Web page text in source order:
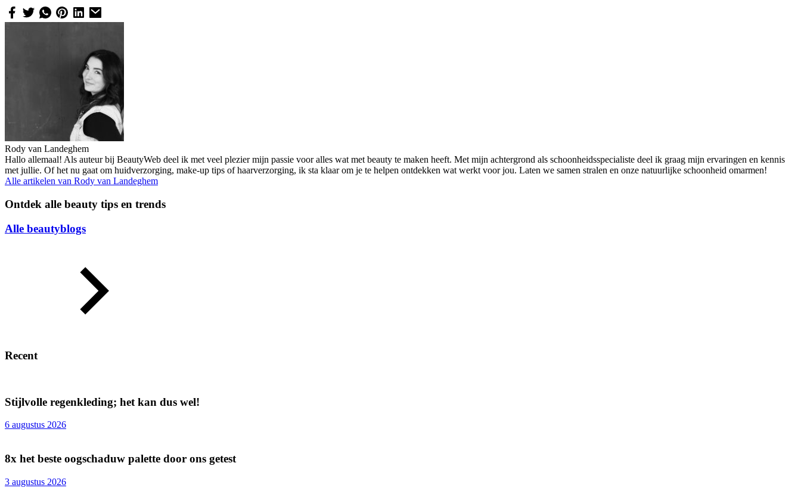
Rody van Landeghem
Hallo allemaal! Als auteur bij BeautyWeb deel ik met veel plezier mijn passie voor alles wat met beauty te maken heeft. Met mijn achtergrond als schoonheidsspecialiste deel ik graag mijn ervaringen en kennis
met jullie. Of het nu gaat om huidverzorging, make-up tips of haarverzorging, ik sta klaar om je te helpen ontdekken wat werkt voor jou. Laten we samen stralen en onze natuurlijke schoonheid omarmen!
Alle artikelen van Rody van Landeghem
Ontdek alle beauty tips en trends
Alle beautyblogs
Recent
Stijlvolle regenkleding; het kan dus wel!
6 augustus 2026
8x het beste oogschaduw palette door ons getest
3 augustus 2026